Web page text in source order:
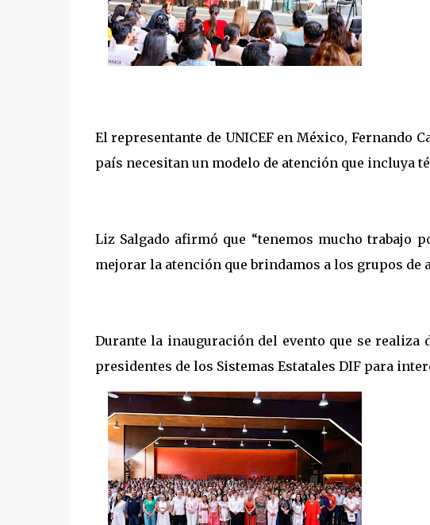
El representante de UNICEF en México, Fernando
país necesitan un modelo de atención que incluya
Liz Salgado afirmó que “tenemos mucho trabajo
mejorar la atención que brindamos a los grupos
Durante la inauguración del evento que se realiza
presidentes de los Sistemas Estatales DIF para